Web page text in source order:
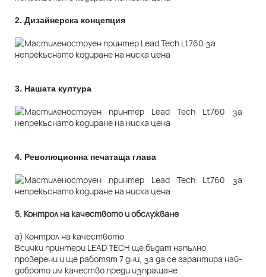
2. Дизайнерска концепция
3. Нашата култура
4. Революционна печатаща глава
5. Контрол на качеството и обслужване
а) Контрол на качеството
Всички принтери LEAD TECH ще бъдат напълно
проверени и ще работят 7 дни, за да се гарантира най-
доброто им качество преди изпращане.